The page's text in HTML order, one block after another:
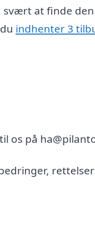
svært at finde
indhenter 3
os på